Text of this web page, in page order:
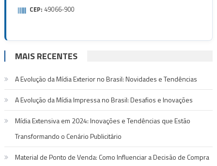
CEP: 49066-900
MAIS RECENTES
A Evolução da Mídia Exterior no Brasil: Novidades e Tendências
A Evolução da Mídia Impressa no Brasil: Desafios e Inovações
Mídia Extensiva em 2024: Inovações e Tendências que Estão
Transformando o Cenário Publicitário
Material de Ponto de Venda: Como Influenciar a Decisão de Compra